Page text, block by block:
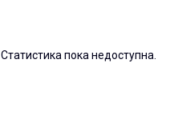
Приложение МХЛ
Статистика пока недоступна.